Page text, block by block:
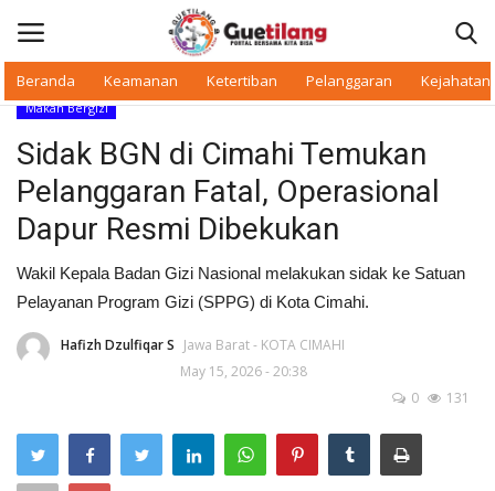
Beranda Keamanan Ketertiban Pelanggaran Kejahatan
Beranda
Daerah
Makan Bergizi
Warkop Digital
Ketertiban
Makan Bergizi
Sidak BGN di Cimahi Temukan
Pelanggaran Fatal, Operasional
Dapur Resmi Dibekukan
Wakil Kepala Badan Gizi Nasional melakukan sidak ke Satuan
Pelayanan Program Gizi (SPPG) di Kota Cimahi.
Hafizh Dzulfiqar S Jawa Barat - KOTA CIMAHI
May 15, 2026 - 20:38
0
131